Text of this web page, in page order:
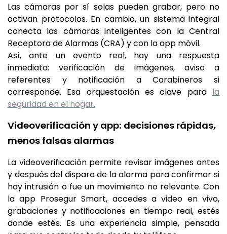
Las cámaras por sí solas pueden grabar, pero no
activan protocolos. En cambio, un sistema integral
conecta las cámaras inteligentes con la Central
Receptora de Alarmas (CRA) y con la app móvil.
Así, ante un evento real, hay una respuesta
inmediata: verificación de imágenes, aviso a
referentes y notificación a Carabineros si
corresponde. Esa orquestación es clave para la
seguridad en el hogar.
Videoverificación y app: decisiones rápidas,
menos falsas alarmas
La videoverificación permite revisar imágenes antes
y después del disparo de la alarma para confirmar si
hay intrusión o fue un movimiento no relevante. Con
la app Prosegur Smart, accedes a video en vivo,
grabaciones y notificaciones en tiempo real, estés
donde estés. Es una experiencia simple, pensada